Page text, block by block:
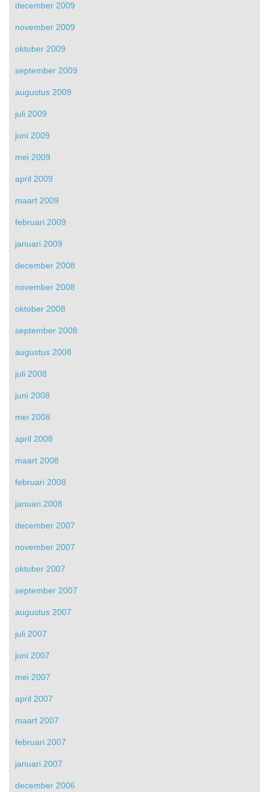
december 2009
november 2009
oktober 2009
september 2009
augustus 2009
juli 2009
juni 2009
mei 2009
april 2009
maart 2009
februari 2009
januari 2009
december 2008
november 2008
oktober 2008
september 2008
augustus 2008
juli 2008
juni 2008
mei 2008
april 2008
maart 2008
februari 2008
januari 2008
december 2007
november 2007
oktober 2007
september 2007
augustus 2007
juli 2007
juni 2007
mei 2007
april 2007
maart 2007
februari 2007
januari 2007
december 2006